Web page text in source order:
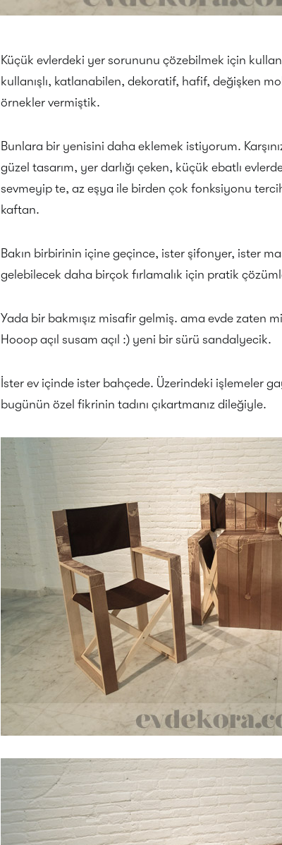
Küçük evlerdeki yer sorununu çözebilmek için
kullanışlı, katlanabilen, dekoratif, hafif, değişken
örnekler vermiştik.
Bunlara bir yenisini daha eklemek istiyorum.
güzel tasarım, yer darlığı çeken, küçük ebatlı
sevmeyip te, az eşya ile birden çok fonksiyonu
kaftan.
Bakın birbirinin içine geçince, ister şifonyer, ister
gelebilecek daha birçok fırlamalık için pratik
Yada bir bakmışız misafir gelmiş. ama evde zaten
Hooop açıl susam açıl :) yeni bir sürü sandalyecik.
İster ev içinde ister bahçede. Üzerindeki işlemeler
bugünün özel fikrinin tadını çıkartmanız dileğiyle.